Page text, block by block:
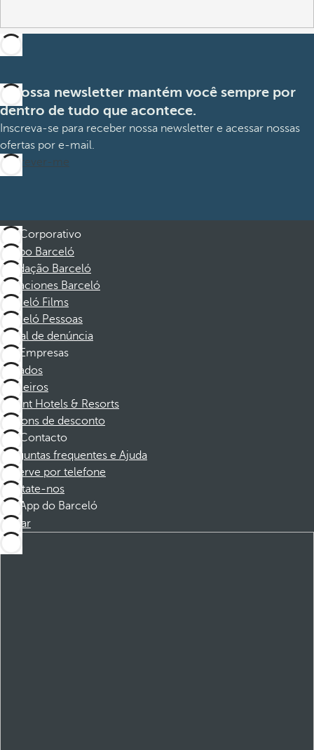
A nossa newsletter mantém você sempre por
dentro de tudo que acontece.
Inscreva-se para receber nossa newsletter e acessar nossas
ofertas por e-mail.
Inscrever-me
Corporativo
Grupo Barceló
Fundação Barceló
Vacaciones Barceló
Barceló Films
Barceló Pessoas
Canal de denúncia
Empresas
Afiliados
Parceiros
Dorint Hotels & Resorts
Cupons de desconto
Contacto
Perguntas frequentes e Ajuda
Reserve por telefone
Contate-nos
App do Barceló
Baixar